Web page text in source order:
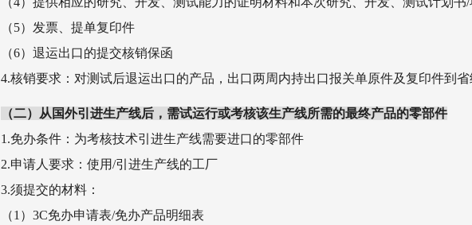
（5）发票、提单复印件
（6）退运出口的提交核销保函
4.核销要求：对测试后退运出口的产品，出口两周内持出口报关单原件及复印件到省
（二）从国外引进生产线后，需试运行或考核该生产线所需的最终产品的零部件
1.免办条件：为考核技术引进生产线需要进口的零部件
2.申请人要求：使用/引进生产线的工厂
3.须提交的材料：
（1）3C免办申请表/免办产品明细表